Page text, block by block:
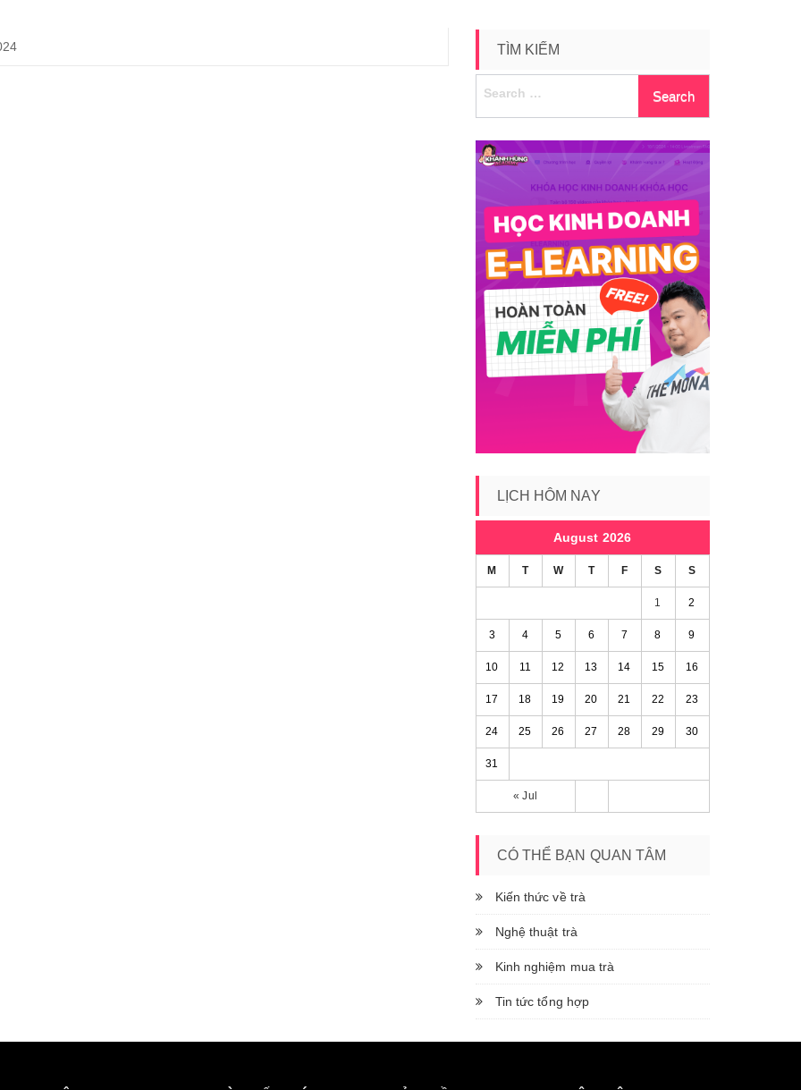
TÌM KIẾM
LỊCH HÔM NAY
August 2026
M T W T F S S
« Jul
1 2
3 4 5 6 7 8 9
10 11 12 13 14 15 16
17 18 19 20 21 22 23
24 25 26 27 28 29 30
31
CÓ THỂ BẠN QUAN TÂM
Kiến thức về trà
Nghệ thuật trà
Kinh nghiệm mua trà
Tin tức tổng hợp